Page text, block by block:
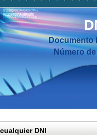
Documento
Número
DNI